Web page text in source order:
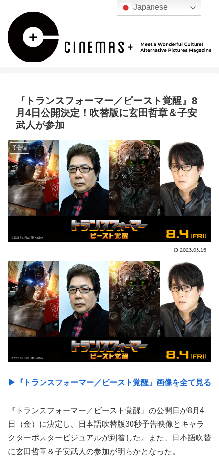
『トランスフォーマー／ビースト覚醒』8
月4日公開決定！吹替版に玄田哲章＆子安
武人が参加
予告編
2023.03.16
▶︎『トランスフォーマー／ビースト覚醒』画像を全て見る
『トランスフォーマー／ビースト覚醒』の公開日が8月4
日（金）に決定し、日本語吹替版30秒予告映像とキャラ
クターポスタービジュアルが到着した。また、日本語吹替
に玄田哲章＆子安武人の参加が明らかとなった。
Japanese